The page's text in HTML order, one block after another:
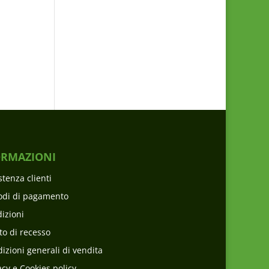
clienti
di pagamento
di recesso
generali di vendita